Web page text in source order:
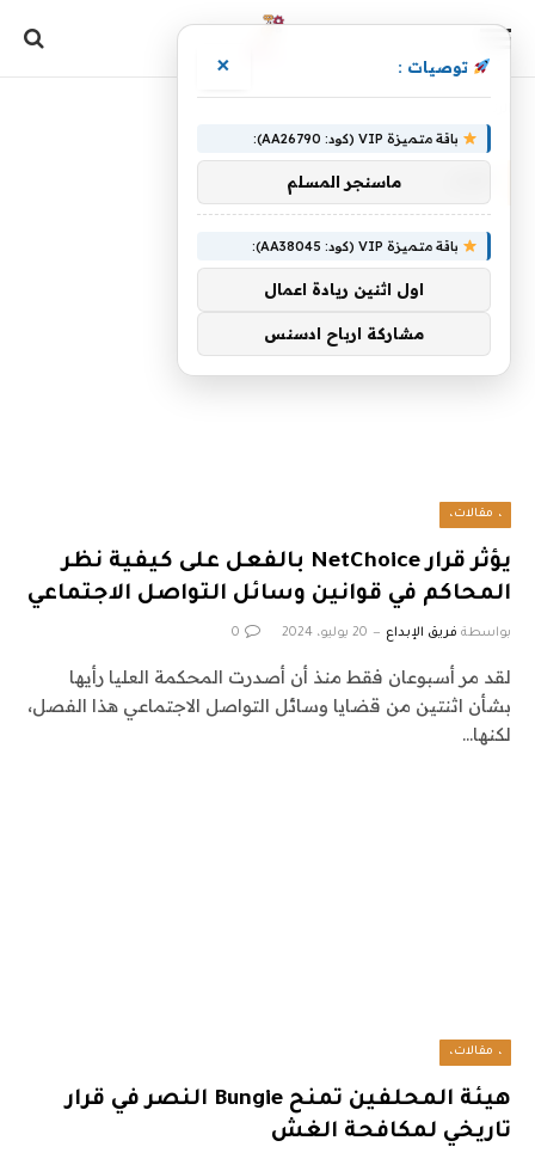
، مقالات،
يؤثر قرار NetChoice بالفعل على كيفية نظر
المحاكم في قوانين وسائل التواصل الاجتماعي
بواسطة فريق الإبداع 20 يوليو، 2024 0
لقد مر أسبوعان فقط منذ أن أصدرت المحكمة العليا رأيها
بشأن اثنتين من قضايا وسائل التواصل الاجتماعي هذا الفصل،
لكنها…
، مقالات،
هيئة المحلفين تمنح Bungie النصر في قرار
تاريخي لمكافحة الغش
توصيات : ×
باقة متميزة VIP (كود: AA26790):
ماسنجر المسلم
باقة متميزة VIP (كود: AA38045):
اول اثنين ريادة اعمال
مشاركة ارباح ادسنس